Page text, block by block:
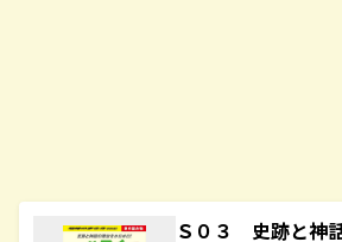
Ｓ０３ 史跡と神